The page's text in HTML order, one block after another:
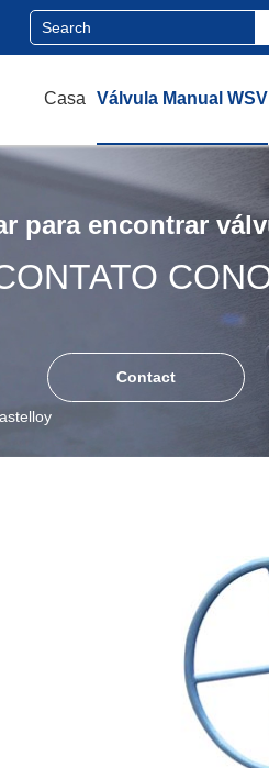
Casa Válvula Manual WSV
para encontrar
Contact